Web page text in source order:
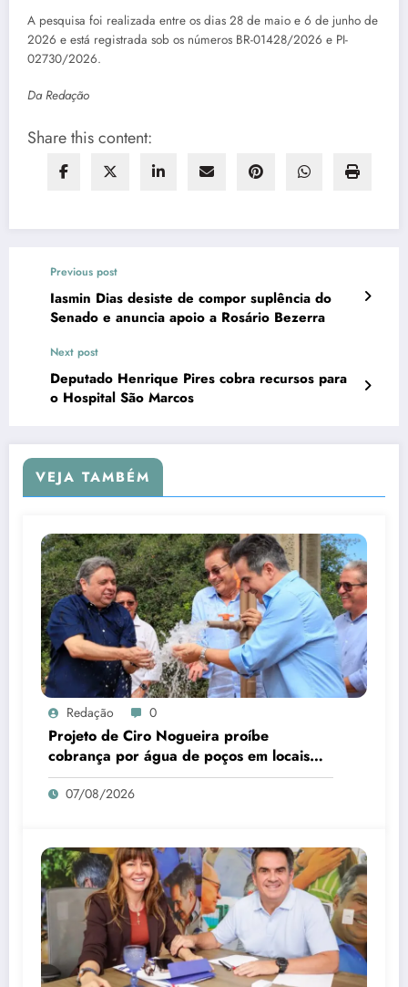
A pesquisa foi realizada entre os dias 28 de maio e 6 de junho de
2026 e está registrada sob os números BR-01428/2026 e PI-
02730/2026.
Da Redação
Share this content:
Previous post
Iasmin Dias desiste de compor suplência do
Senado e anuncia apoio a Rosário Bezerra
Next post
Deputado Henrique Pires cobra recursos para
o Hospital São Marcos
VEJA TAMBÉM
Redação 0
Projeto de Ciro Nogueira proíbe
cobrança por água de poços em locais
sem abastecimento público
07/08/2026